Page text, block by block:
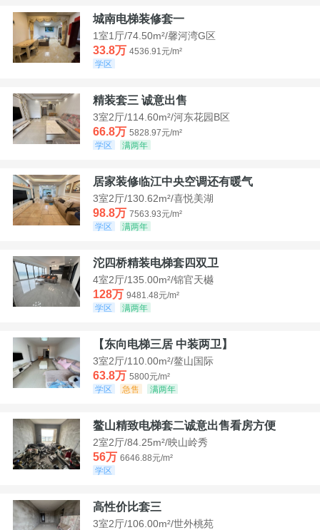
城南电梯装修套一
1室1厅/74.50m²/馨河湾G区
33.8万 4536.91元/m²
学区
精装套三 诚意出售
3室2厅/114.60m²/河东花园B区
66.8万 5828.97元/m²
学区
满两年
居家装修临江中央空调还有暖气
3室2厅/130.62m²/喜悦美湖
98.8万 7563.93元/m²
学区
满两年
沱四桥精装电梯套四双卫
4室2厅/135.00m²/锦官天樾
128万 9481.48元/m²
学区
满两年
【东向电梯三居 中装两卫】
3室2厅/110.00m²/鳌山国际
63.8万 5800元/m²
学区
急售 满两年
鳌山精致电梯套二诚意出售看房方便
2室2厅/84.25m²/映山岭秀
56万 6646.88元/m²
学区
高性价比套三
3室2厅/106.00m²/世外桃苑